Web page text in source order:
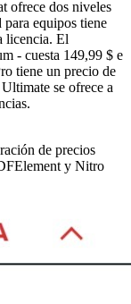
ofrece dos niveles
para equipos tiene
licencia. El
- cuesta 149,99 $ e
tiene un precio de
se ofrece a
de precios
y Nitro